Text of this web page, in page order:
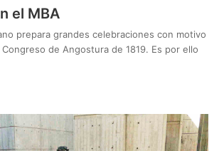
el MBA
prepara grandes celebraciones con motivo
de Angostura de 1819. Es por ello